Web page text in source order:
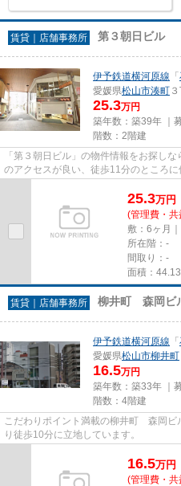
賃貸｜店舗事務所 第３朝日ビル
伊予鉄道横河原線 「
愛媛県松山市湊町
25.3万円
築年数：築39年 ｜
階数：2階建
「第３朝日ビル」の物件情報をお探し
のアクセスが良い、徒歩11分のところに
25.3万円
(管理費・共
敷：6ヶ月
所在階：-
間取り：-
面積：
賃貸｜店舗事務所 柳井町 森岡ビ
伊予鉄道横河原線 「
愛媛県松山市柳井町
16.5万円
築年数：築33年 ｜
階数：4階建
こだわりポイント満載の柳井町 森岡ビ
り徒歩10分に立地しています。
16.5万円
(管理費・共